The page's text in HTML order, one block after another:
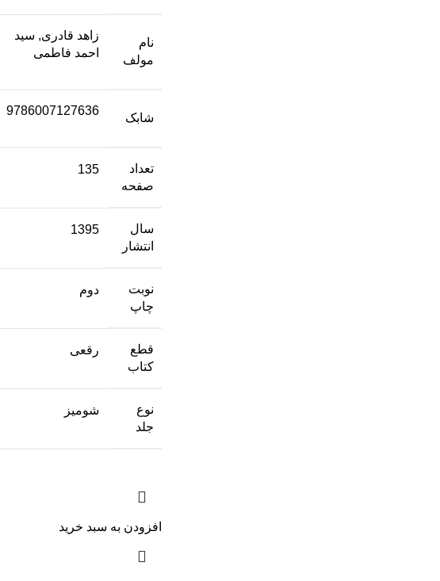
نام
مولف
زاهد قادری, سید
احمد فاطمی
شابک
9786007127636
تعداد
صفحه
135
سال
انتشار
1395
نوبت
چاپ
دوم
قطع
کتاب
رقعی
نوع
جلد
شومیز
افزودن به سبد خرید